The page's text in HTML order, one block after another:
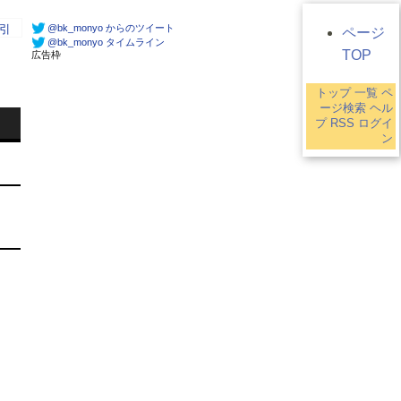
@bk_monyo からのツイート
@bk_monyo タイムライン
広告枠
ページ
TOP
トップ 一覧 ペ
ージ検索 ヘル
プ RSS ログイ
ン